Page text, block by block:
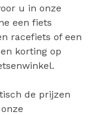
u in onze
een fiets
racefiets of een
korting op
de prijzen